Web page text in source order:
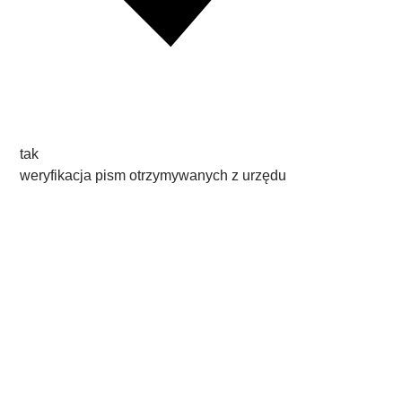
tak
weryfikacja pism otrzymywanych z urzędu